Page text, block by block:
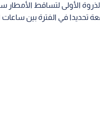
الأولى لتساقط
تحديدا في الفترة بين ساعات